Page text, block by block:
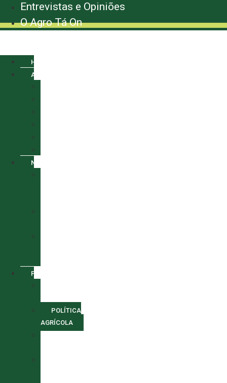
Entrevistas e Opiniões
O Agro Tá On
HOME
AGRO
NOTÍCIAS
POLÍTICA
POLÍTICA
AGRÍCOLA